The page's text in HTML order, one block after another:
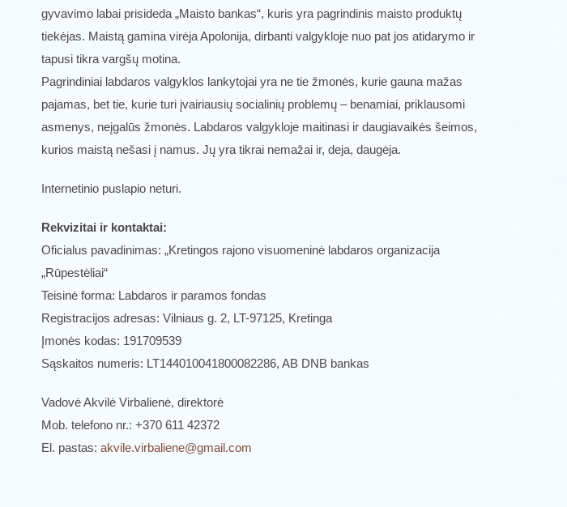
gyvavimo labai prisideda „Maisto bankas“, kuris yra pagrindinis maisto produktų
tiekėjas. Maistą gamina virėja Apolonija, dirbanti valgykloje nuo pat jos atidarymo ir
tapusi tikra vargšų motina.
Pagrindiniai labdaros valgyklos lankytojai yra ne tie žmonės, kurie gauna mažas
pajamas, bet tie, kurie turi įvairiausių socialinių problemų – benamiai, priklausomi
asmenys, neįgalūs žmonės. Labdaros valgykloje maitinasi ir daugiavaikės šeimos,
kurios maistą nešasi į namus. Jų yra tikrai nemažai ir, deja, daugėja.
Internetinio puslapio neturi.
Rekvizitai ir kontaktai:
Oficialus pavadinimas: „Kretingos rajono visuomeninė labdaros organizacija
„Rūpestėliai“
Teisinė forma: Labdaros ir paramos fondas
Registracijos adresas: Vilniaus g. 2, LT-97125, Kretinga
Įmonės kodas: 191709539
Sąskaitos numeris: LT144010041800082286, AB DNB bankas
Vadovė Akvilė Virbalienė, direktorė
Mob. telefono nr.: +370 611 42372
El. pastas:akvile.virbaliene@gmail.com